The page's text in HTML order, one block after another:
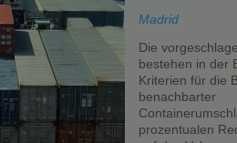
Madrid
Die
bestehen in der
Kriterien für die
benachbarter
prozentualen